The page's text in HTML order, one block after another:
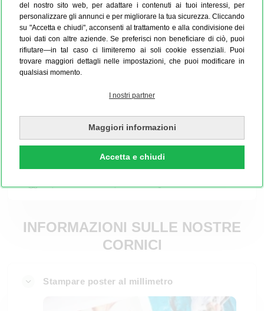
del nostro sito web, per adattare i contenuti ai tuoi interessi, per
personalizzare gli annunci e per migliorare la tua sicurezza. Cliccando
su "Accetta e chiudi", acconsenti al trattamento e alla condivisione dei
tuoi dati con altre aziende. Se preferisci non beneficiare di ciò, puoi
rifiutare—in tal caso ci limiteremo ai soli cookie essenziali. Puoi
trovare maggiori dettagli nelle impostazioni, che puoi modificare in
qualsiasi momento.
I nostri partner
Maggiori informazioni
Accetta e chiudi
Informazioni e modalità d’uso
Ordina ora
INFORMAZIONI SULLE NOSTRE
CORNICI
Stampare poster al millimetro